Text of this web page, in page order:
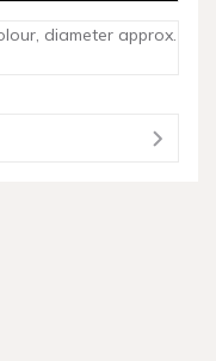
diameter approx.